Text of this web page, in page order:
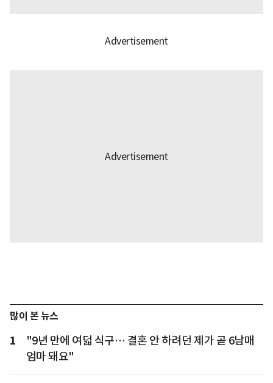
많이 본 뉴스
1
"9년 만에 여덟 식구… 결혼 안 하려던 제가 곧 6남매
엄마 돼요"